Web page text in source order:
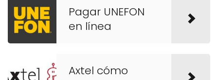
Pagar UNEFON
en línea
Axtel cómo